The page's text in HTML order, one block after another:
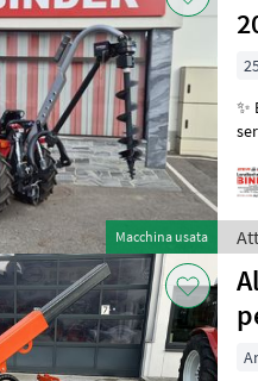
Macchina usata
✨